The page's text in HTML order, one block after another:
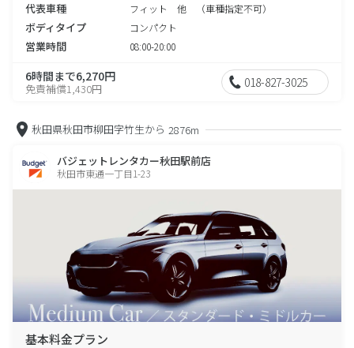
代表車種 フィット 他 （車種指定不可）
ボディタイプ コンパクト
営業時間 08:00-20:00
6時間まで6,270円
免責補償1,430円 018-827-3025
秋田県秋田市柳田字竹生から 2876m
バジェットレンタカー秋田駅前店
秋田市東通一丁目1-23
基本料金プラン